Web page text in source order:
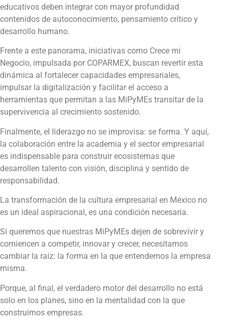
educativos deben integrar con mayor profundidad
contenidos de autoconocimiento, pensamiento crítico y
desarrollo humano.
Frente a este panorama, iniciativas como Crece mi
Negocio, impulsada por COPARMEX, buscan revertir esta
dinámica al fortalecer capacidades empresariales,
impulsar la digitalización y facilitar el acceso a
herramientas que permitan a las MiPyMEs transitar de la
supervivencia al crecimiento sostenido.
Finalmente, el liderazgo no se improvisa: se forma. Y aquí,
la colaboración entre la academia y el sector empresarial
es indispensable para construir ecosistemas que
desarrollen talento con visión, disciplina y sentido de
responsabilidad.
La transformación de la cultura empresarial en México no
es un ideal aspiracional, es una condición necesaria.
Si queremos que nuestras MiPyMEs dejen de sobrevivir y
comiencen a competir, innovar y crecer, necesitamos
cambiar la raíz: la forma en la que entendemos la empresa
misma.
Porque, al final, el verdadero motor del desarrollo no está
solo en los planes, sino en la mentalidad con la que
construimos empresas.